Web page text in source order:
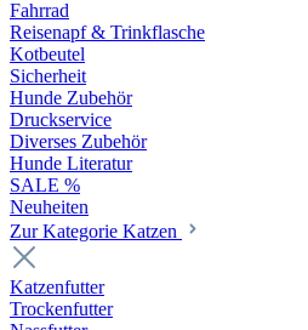
Fahrrad
Reisenapf & Trinkflasche
Kotbeutel
Sicherheit
Hunde Zubehör
Druckservice
Diverses Zubehör
Hunde Literatur
SALE %
Neuheiten
Zur Kategorie Katzen
Katzenfutter
Trockenfutter